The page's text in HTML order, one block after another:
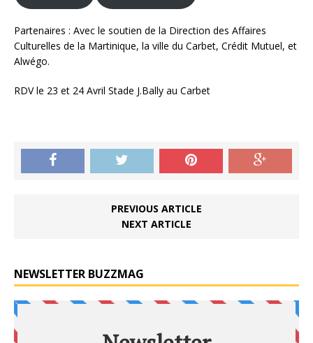
Partenaires : Avec le soutien de la Direction des Affaires
Culturelles de la Martinique, la ville du Carbet, Crédit Mutuel, et
Alwégo.
RDV le 23 et 24 Avril Stade J.Bally au Carbet
PREVIOUS ARTICLE
NEXT ARTICLE
NEWSLETTER BUZZMAG